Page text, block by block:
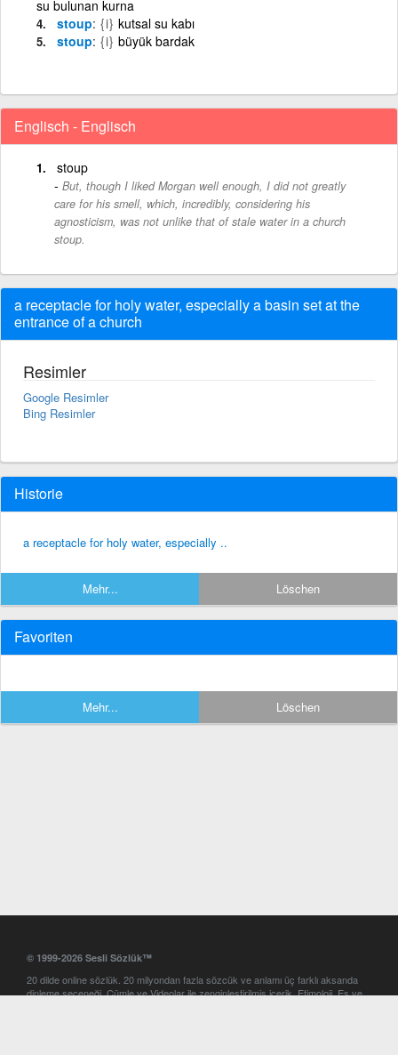
su bulunan kurna
stoup {i} kutsal su kabı
stoup {i} büyük bardak
Englisch - Englisch
stoup
But, though I liked Morgan well enough, I did not greatly
care for his smell, which, incredibly, considering his
agnosticism, was not unlike that of stale water in a church
stoup.
a receptacle for holy water, especially a basin set at the
entrance of a church
Resimler
Google Resimler
Bing Resimler
Historie
a receptacle for holy water, especially ..
Mehr... Löschen
Favoriten
Mehr... Löschen
© 1999-2026 Sesli Sözlük™
20 dilde online sözlük. 20 milyondan fazla sözcük ve anlamı üç farklı aksanda
dinleme seçeneği. Cümle ve Videolar ile zenginleştirilmiş içerik. Etimoloji, Eş ve